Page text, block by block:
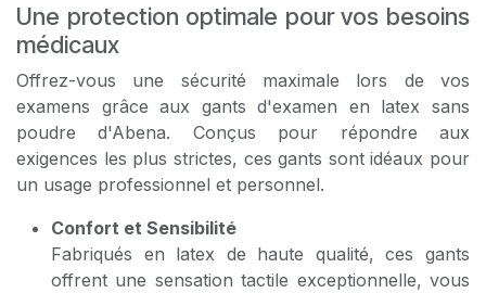
Une protection optimale pour vos besoins
médicaux
Offrez-vous une sécurité maximale lors de vos
examens grâce aux gants d'examen en latex sans
poudre d'Abena. Conçus pour répondre aux
exigences les plus strictes, ces gants sont idéaux pour
un usage professionnel et personnel.
Confort et Sensibilité
Fabriqués en latex de haute qualité, ces gants
offrent une sensation tactile exceptionnelle, vous